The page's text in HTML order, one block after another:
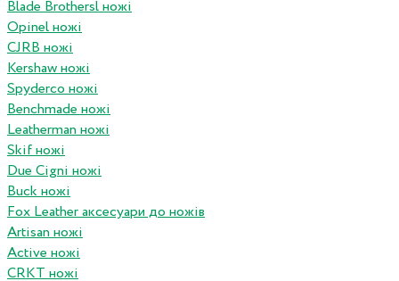
Blade Brothersl ножі
Opinel ножі
CJRB ножі
Kershaw ножі
Spyderco ножі
Benchmade ножі
Leatherman ножі
Skif ножі
Due Cigni ножі
Buck ножі
Fox Leather аксесуари до ножів
Artisan ножі
Active ножі
CRKT ножі